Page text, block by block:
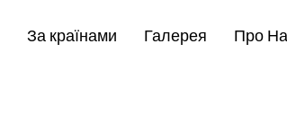
За країнами Галерея Про